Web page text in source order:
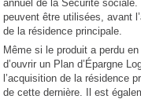
annuel de la Sécurité
peuvent être utilisées, avant
de la résidence principale.
Même si le produit a perdu
d’ouvrir un Plan d’Épargne
l’acquisition de la résidence
de cette dernière. Il est